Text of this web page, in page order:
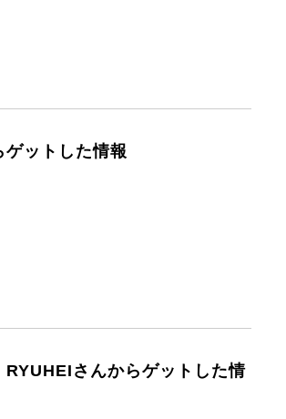
ットした情報
さんからゲットした情